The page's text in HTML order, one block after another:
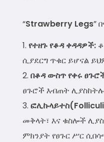
“Strawberry Legs”
የተዘጉ የቆዳ ቀዳዳዎች:
ሲያደርግ ጥቁር ይሆናል
በቆዳ ውስጥ የቀሩ
ፀጉሮች እብጠት ሊያስከትሉ
መቅላት፣ እና ቁስሎች
ምክንያት የፀጉር ሥር